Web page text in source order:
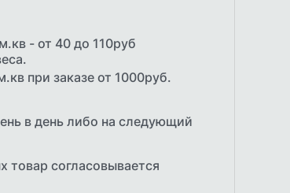
- от 40 до 110руб
при заказе от 1000руб.
в день либо на следующий
товар согласовывается